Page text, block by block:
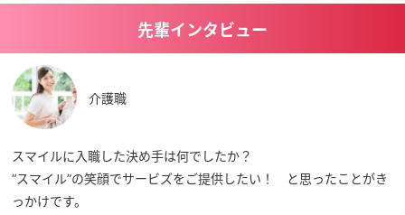
先輩インタビュー
介護職
スマイルに入職した決め手は何でしたか？
“スマイル”の笑顔でサービズをご提供したい！ と思ったことがき
っかけです。